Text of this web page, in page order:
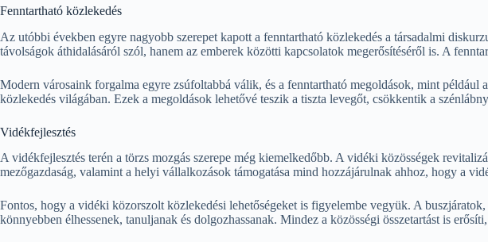
Fenntartható közlekedés
Az utóbbi években egyre nagyobb szerepet kapott a fenntartható közlekedés a társadalmi
távolságok áthidalásáról szól, hanem az emberek közötti kapcsolatok megerősítéséről is. A
Modern városaink forgalma egyre zsúfoltabbá válik, és a fenntartható megoldások, mint például
közlekedés világában. Ezek a megoldások lehetővé teszik a tiszta levegőt, csökkentik a
Vidékfejlesztés
A vidékfejlesztés terén a törzs mozgás szerepe még kiemelkedőbb. A vidéki közösségek
mezőgazdaság, valamint a helyi vállalkozások támogatása mind hozzájárulnak ahhoz, hogy a
Fontos, hogy a vidéki közorszolt közlekedési lehetőségeket is figyelembe vegyük. A
könnyebben élhessenek, tanuljanak és dolgozhassanak. Mindez a közösségi összetartást is